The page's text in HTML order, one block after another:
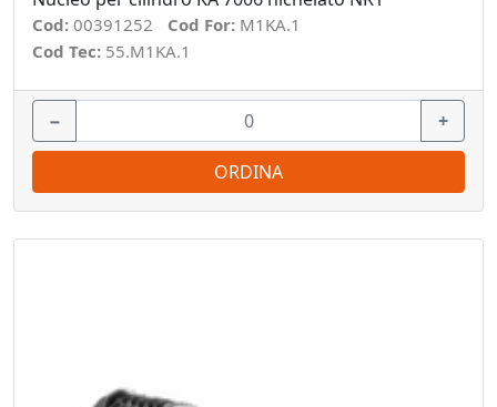
Cod: 00391252 Cod For: M1KA.1
Cod Tec: 55.M1KA.1
− +
ORDINA